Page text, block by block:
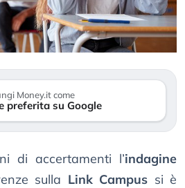
Money.it come
preferita su Google
di accertamenti l’indagine
sulla Link Campus si è